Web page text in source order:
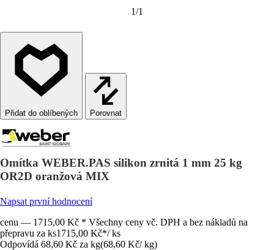
1/1
Porovnat
Omítka WEBER.PAS silikon zrnitá 1 mm 25 kg
OR2D oranžová MIX
Napsat první hodnocení
cenu — 1715,00 Kč * Všechny ceny vč. DPH a bez nákladů na
přepravu za ks1715,00 Kč*/ ks
Odpovídá 68,60 Kč za kg(68,60 Kč/ kg)